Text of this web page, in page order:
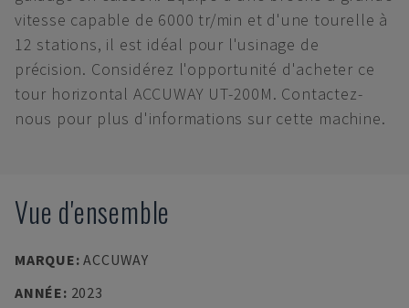
vitesse capable de 6000 tr/min et d'une tourelle à
12 stations, il est idéal pour l'usinage de
précision. Considérez l'opportunité d'acheter ce
tour horizontal ACCUWAY UT-200M. Contactez-
nous pour plus d'informations sur cette machine.
Vue d'ensemble
MARQUE:ACCUWAY
ANNÉE: 2023